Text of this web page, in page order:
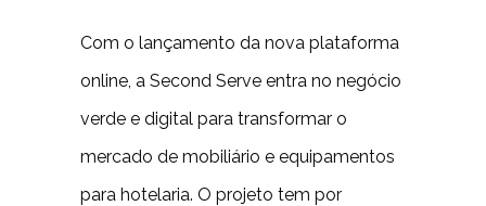
Com o lançamento da nova plataforma
online, a Second Serve entra no negócio
verde e digital para transformar o
mercado de mobiliário e equipamentos
para hotelaria. O projeto tem por